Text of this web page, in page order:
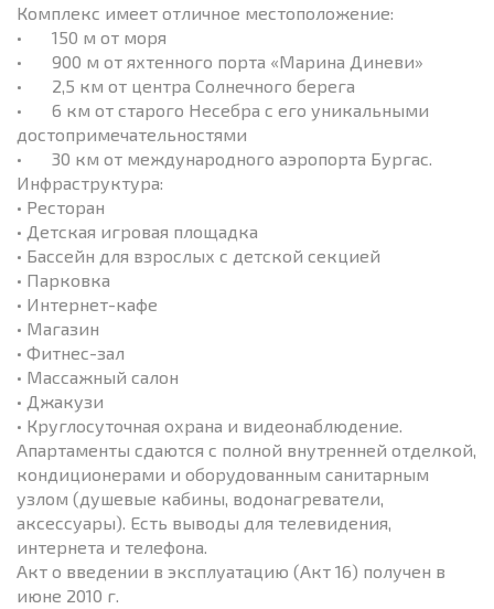
Комплекс имеет отличное местоположение:
•
150 м от моря
•
900 м от яхтенного порта «Марина Диневи»
•
2,5 км от центра Солнечного берега
•
6 км от старого Несебра с его уникальными
достопримечательностями
•
30 км от международного аэропорта Бургас.
Инфраструктура:
• Ресторан
• Детская игровая площадка
• Бассейн для взрослых с детской секцией
• Парковка
• Интернет-кафе
• Магазин
• Фитнес-зал
• Массажный салон
• Джакузи
• Круглосуточная охрана и видеонаблюдение.
Апартаменты сдаются с полной внутренней отделкой,
кондиционерами и оборудованным санитарным
узлом (душевые кабины, водонагреватели,
аксессуары). Есть выводы для телевидения,
интернета и телефона.
Акт о введении в эксплуатацию (Акт 16) получен в
июне 2010 г.